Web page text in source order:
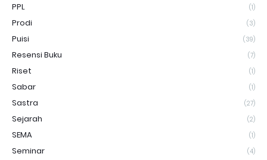
PPL (1)
Prodi (3)
Puisi (39)
Resensi Buku (7)
Riset (1)
Sabar (1)
Sastra (27)
Sejarah (2)
SEMA (1)
Seminar (4)